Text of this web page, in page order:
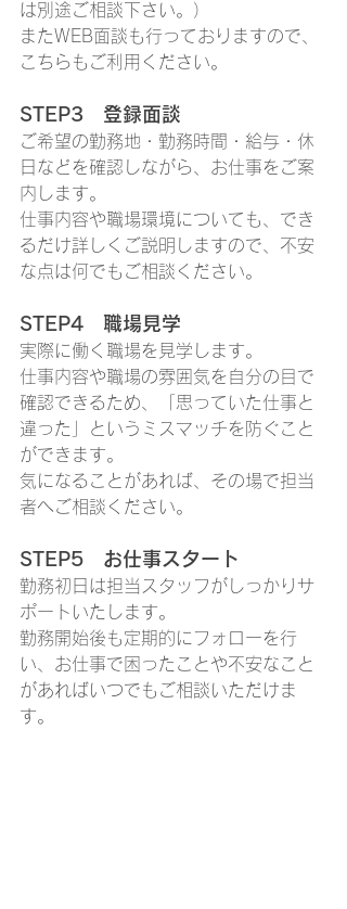
は別途ご相談下さい。）
またWEB面談も行っておりますので、
こちらもご利用ください。
STEP3　登録面談
ご希望の勤務地・勤務時間・給与・休
日などを確認しながら、お仕事をご案
内します。
仕事内容や職場環境についても、でき
るだけ詳しくご説明しますので、不安
な点は何でもご相談ください。
STEP4　職場見学
実際に働く職場を見学します。
仕事内容や職場の雰囲気を自分の目で
確認できるため、「思っていた仕事と
違った」というミスマッチを防ぐこと
ができます。
気になることがあれば、その場で担当
者へご相談ください。
STEP5　お仕事スタート
勤務初日は担当スタッフがしっかりサ
ポートいたします。
勤務開始後も定期的にフォローを行
い、お仕事で困ったことや不安なこと
があればいつでもご相談いただけま
す。